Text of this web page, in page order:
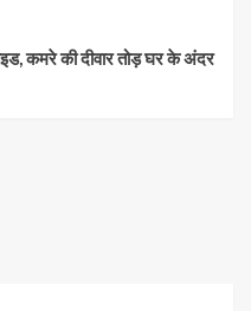
कमरे की दीवार तोड़ घर के अंदर